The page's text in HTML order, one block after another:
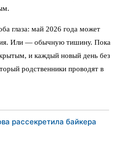
глаза: май 2026 года может
Или — обычную тишину. Пока
и каждый новый день без
родственники проводят в
рассекретила байкера